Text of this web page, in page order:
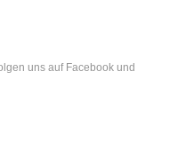
uns auf Facebook und